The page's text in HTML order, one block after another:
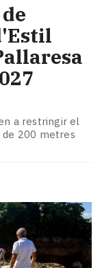
a restringir el
de 200 metres